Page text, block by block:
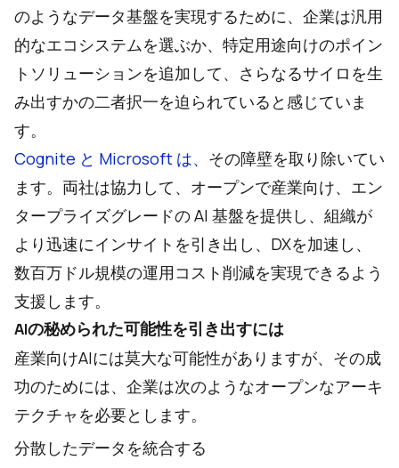
のようなデータ基盤を実現するために、企業は汎用
的なエコシステムを選ぶか、特定用途向けのポイン
トソリューションを追加して、さらなるサイロを生
み出すかの二者択一を迫られていると感じていま
す。
Cognite と Microsoft は、 その障壁を取り除いてい
ます。両社は協力して、オープンで産業向け、エン
タープライズグレードの AI 基盤を提供し、組織が
より迅速にインサイトを引き出し、DXを加速し、
数百万ドル規模の運用コスト削減を実現できるよう
支援します。
AIの秘められた可能性を引き出すには
産業向けAIには莫大な可能性がありますが、その成
功のためには、企業は次のようなオープンなアーキ
テクチャを必要とします。
分散したデータを統合する